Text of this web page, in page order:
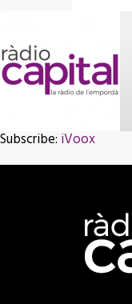
iVoox
SHARE
Subscribe: iVoox